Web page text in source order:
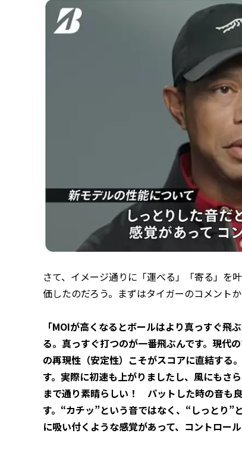
さて、イメージ通りに「運べる」「寄る」を
価したのだろう。まずはタイガーのコメントか
「MOIが高くなるとボールはより真っすぐ飛
る。真っすぐ打つのが一番飛ぶんです。現代
の再現性（安定性）こそがスコアに直結する
す。実際に初速も上がりましたし、風にもさ
まで通り素晴らしい！ パットした時の音も
す。“カチッ”という音ではなく、“しっとり”
に吸い付くような感覚があって、コントロー